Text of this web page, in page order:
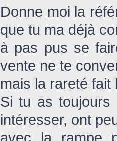
Donne moi la
que tu ma déjà
à pas pus se
vente ne te
mais la rareté
Si tu as toujours
intéresser, ont
avec la rampe